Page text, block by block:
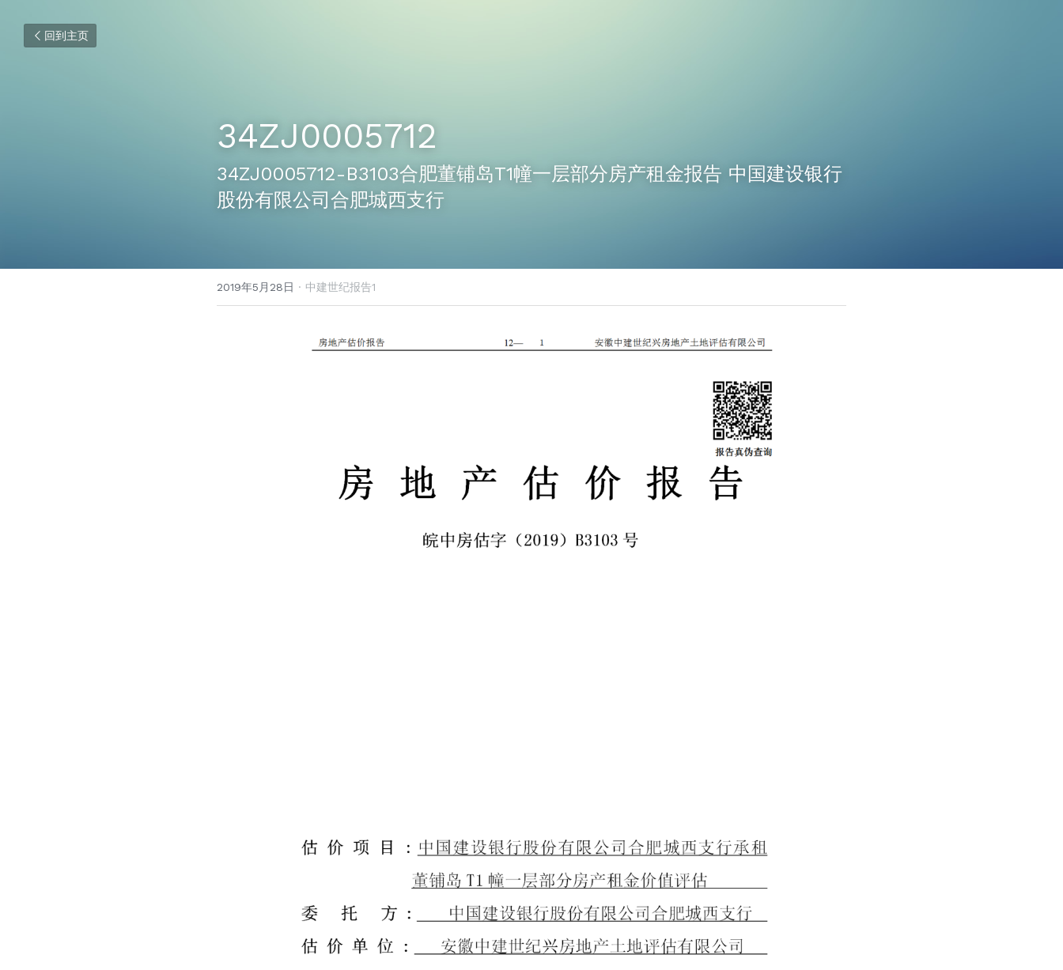
回到主页
34ZJ0005712
34ZJ0005712-B3103合肥董铺岛T1幢一层部分房产租金报告 中国建设银行
股份有限公司合肥城西支行
2019年5月28日 · 中建世纪报告1